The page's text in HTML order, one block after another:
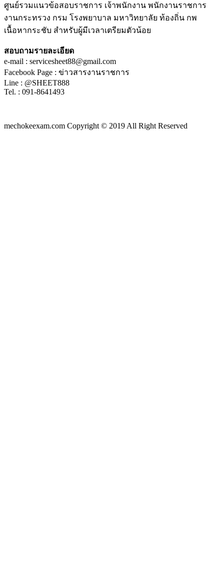
ศูนย์รวมแนวข้อสอบราชการ เจ้าพนักงาน พนักงานราชการ
งานกระทรวง กรม โรงพยาบาล มหาวิทยาลัย ท้องถิ่น กพ
เนื้อหากระชับ สำหรับผู้มีเวลาเตรียมตัวน้อย
สอบถามรายละเอียด
e-mail : servicesheet88@gmail.com
Facebook Page : ข่าวสารงานราชการ
Line : @SHEET888
Tel. : 091-8641493
mechokeexam.com Copyright © 2019 All Right Reserved